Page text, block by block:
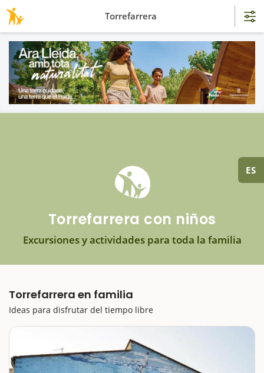
ES
Torrefarrera con niños
Excursiones y actividades para toda la familia
Torrefarrera en familia
Ideas para disfrutar del tiempo libre
Torrefarrera